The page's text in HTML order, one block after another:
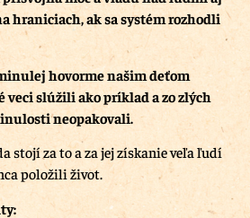
hraniciach, ak sa systém rozhodli
hovorme našim deťom
veci slúžili ako príklad a zo zlých
neopakovali.
stojí za to a za jej získanie veľa ľudí
položili život.